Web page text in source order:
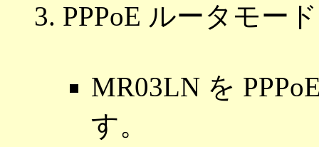
PPPoE ルータモード
MR03LN を
す。